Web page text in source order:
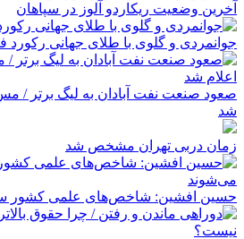
آخرین وضعیت ریکاردو آلوز در سپاهان
جوانمردی و گلوی با طلای جهانی رکورد
صعود صنعت نفت آبادان به لیگ برتر /
شد
زمان دربی تهران مشخص شد
حسین افشین: شاخص‌های علمی کشور